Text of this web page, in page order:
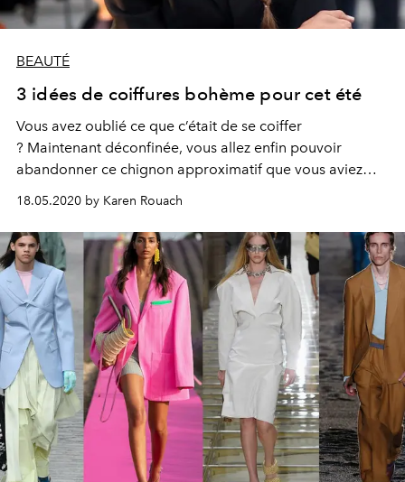
BEAUTÉ
3 idées de coiffures bohème pour cet été
Vous avez oublié ce que c’était de se coiffer
? Maintenant déconfinée, vous allez enfin pouvoir
abandonner ce chignon approximatif que vous aviez
lâchement adopté depuis deux mois. Et vous pencher
sur ces 3 coiffures qui sentent bon l'été...
18.05.2020 by Karen Rouach